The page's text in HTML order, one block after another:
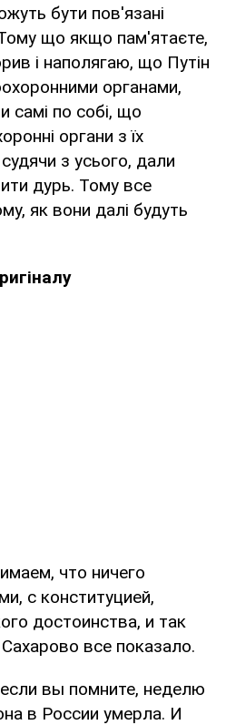
бути пов'язані
що якщо пам'ятаєте,
і наполягаю, що Путін
органами,
самі по собі, що
органи з їх
з усього, дали
дурь. Тому все
як вони далі будуть
что ничего
с конституцией,
достоинства, и так
все показало.
вы помните, неделю
в России умерла. И